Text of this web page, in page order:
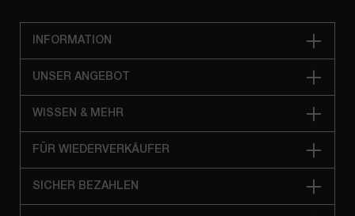
INFORMATION
UNSER ANGEBOT
WISSEN & MEHR
FÜR WIEDERVERKÄUFER
SICHER BEZAHLEN